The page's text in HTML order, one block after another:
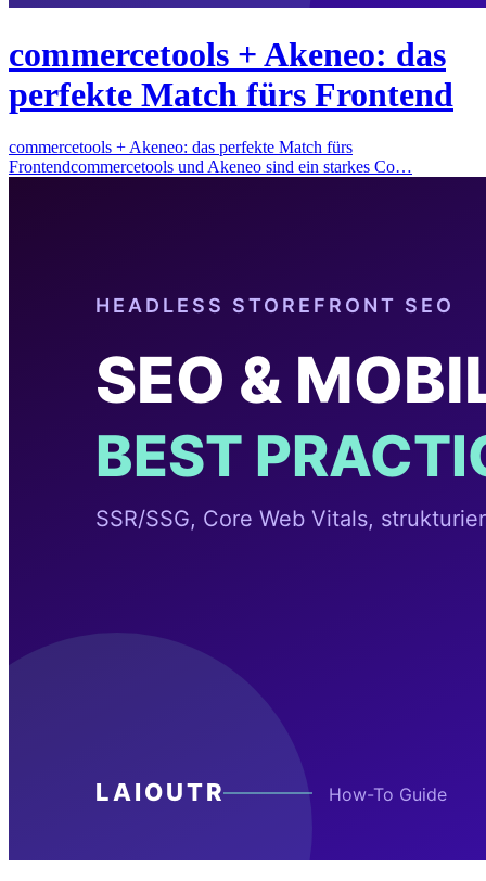
commercetools + Akeneo: das
perfekte Match fürs Frontend
commercetools + Akeneo: das perfekte Match fürs
Frontendcommercetools und Akeneo sind ein starkes Co…